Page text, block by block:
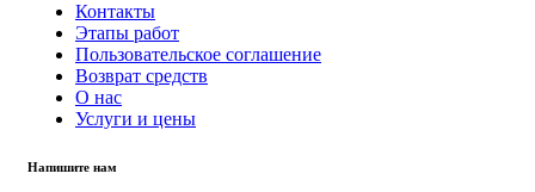
Контакты
Этапы работ
Пользовательское соглашение
Возврат средств
О нас
Услуги и цены
Напишите нам